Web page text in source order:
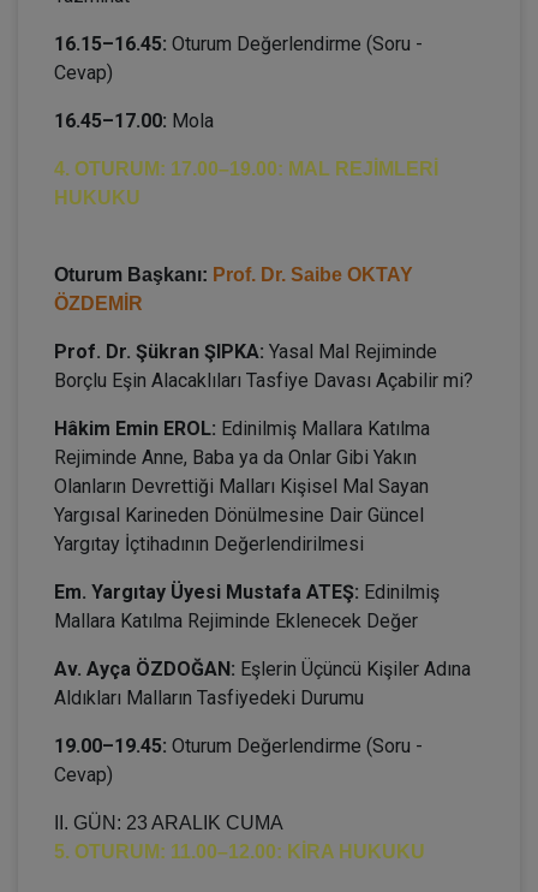
16.15–16.45: Oturum Değerlendirme (Soru -
Cevap)
16.45–17.00: Mola
4. OTURUM: 17.00–19.00: MAL REJİMLERİ
HUKUKU
Oturum Başkanı: Prof. Dr. Saibe OKTAY
ÖZDEMİR
Prof. Dr. Şükran ŞIPKA: Yasal Mal Rejiminde
Borçlu Eşin Alacaklıları Tasfiye Davası Açabilir mi?
Hâkim Emin EROL: Edinilmiş Mallara Katılma
Rejiminde Anne, Baba ya da Onlar Gibi Yakın
Olanların Devrettiği Malları Kişisel Mal Sayan
Yargısal Karineden Dönülmesine Dair Güncel
Yargıtay İçtihadının Değerlendirilmesi
Em. Yargıtay Üyesi Mustafa ATEŞ: Edinilmiş
Mallara Katılma Rejiminde Eklenecek Değer
Av. Ayça ÖZDOĞAN: Eşlerin Üçüncü Kişiler Adına
Aldıkları Malların Tasfiyedeki Durumu
19.00–19.45: Oturum Değerlendirme (Soru -
Cevap)
II. GÜN: 23 ARALIK CUMA
5. OTURUM: 11.00–12.00: KİRA HUKUKU